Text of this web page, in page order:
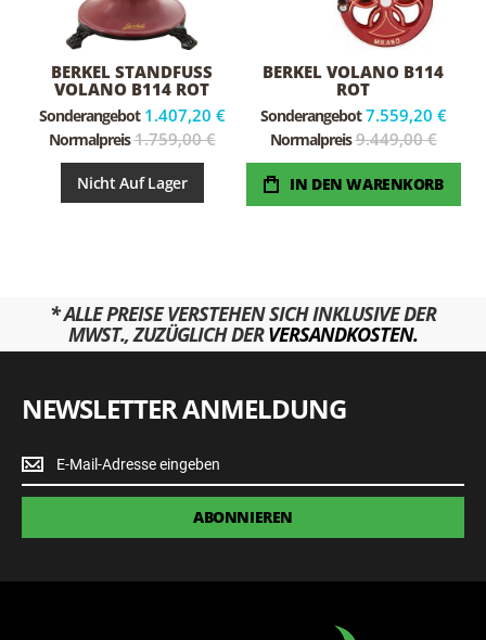
BERKEL STANDFUSS V
OLANO B114 ROT
Sonderangebot 1.407,20 €
Normalpreis 1.759,00 €
Nicht Auf Lager
BERKEL VOLANO B114
ROT
Sonderangebot 7.559,20 €
Normalpreis 9.449,00 €
IN DEN WARENKORB
* ALLE PREISE VERSTEHEN SICH INKLUSIVE DER
MWST., ZUZÜGLICH DERVERSANDKOSTEN.
NEWSLETTER ANMELDUNG
Newsletter
Anmeldung
ABONNIEREN